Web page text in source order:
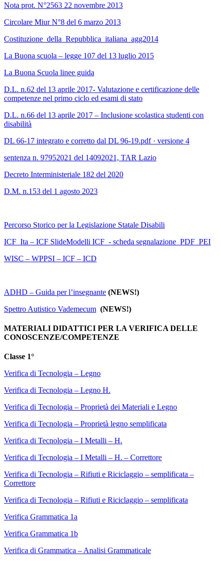
Nota prot. N°2563 22 novembre 2013
Circolare Miur N°8 del 6 marzo 2013
Costituzione_della_Repubblica_italiana_agg2014
La Buona scuola – legge 107 del 13 luglio 2015
La Buona Scuola linee guida
D.L. n.62 del 13 aprile 2017- Valutazione e certificazione delle
competenze nel primo ciclo ed esami di stato
D.L. n.66 del 13 aprile 2017 – Inclusione scolastica studenti con
disabilità
DL 66-17 integrato e corretto dal DL 96-19.pdf · versione 4
sentenza n. 97952021 del 14092021, TAR Lazio
Decreto Interministeriale 182 del 2020
D.M. n.153 del 1 agosto 2023
Percorso Storico per la Legislazione Statale Disabili
ICF_Ita – ICF SlideModelli ICF_- scheda segnalazione_PDF_PEI
WISC – WPPSI – ICF – ICD
ADHD – Guida per l’insegnante (NEWS!)
Spettro Autistico Vademecum (NEWS!)
MATERIALI DIDATTICI PER LA VERIFICA DELLE
CONOSCENZE/COMPETENZE
Classe 1°
Verifica di Tecnologia – Legno
Verifica di Tecnologia – Legno H.
Verifica di Tecnologia – Proprietà dei Materiali e Legno
Verifica di Tecnologia – Proprietà legno semplificata
Verifica di Tecnologia – I Metalli – H.
Verifica di Tecnologia – I Metalli – H. – Correttore
Verifica di Tecnologia – Rifiuti e Riciclaggio – semplificata –
Correttore
Verifica di Tecnologia – Rifiuti e Riciclaggio – semplificata
Verifica Grammatica 1a
Verifica Grammatica 1b
Verifica di Grammatica – Analisi Grammaticale